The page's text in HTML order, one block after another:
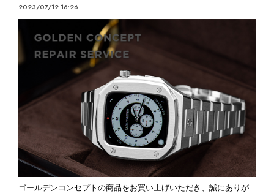
2023/07/12 16:26
ゴールデンコンセプトの商品をお買い上げいただき、誠にありが